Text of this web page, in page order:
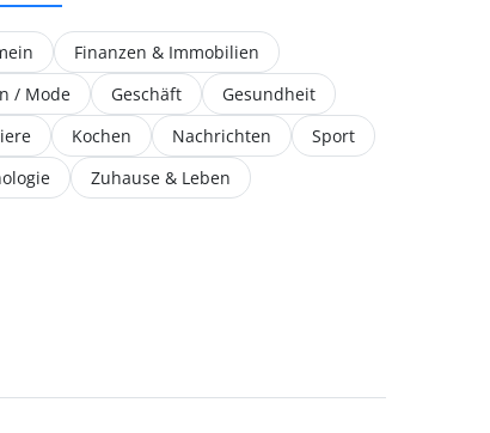
Finanzen & Immobilien
/ Mode
Geschäft
Gesundheit
Kochen Nachrichten
Sport
Zuhause & Leben